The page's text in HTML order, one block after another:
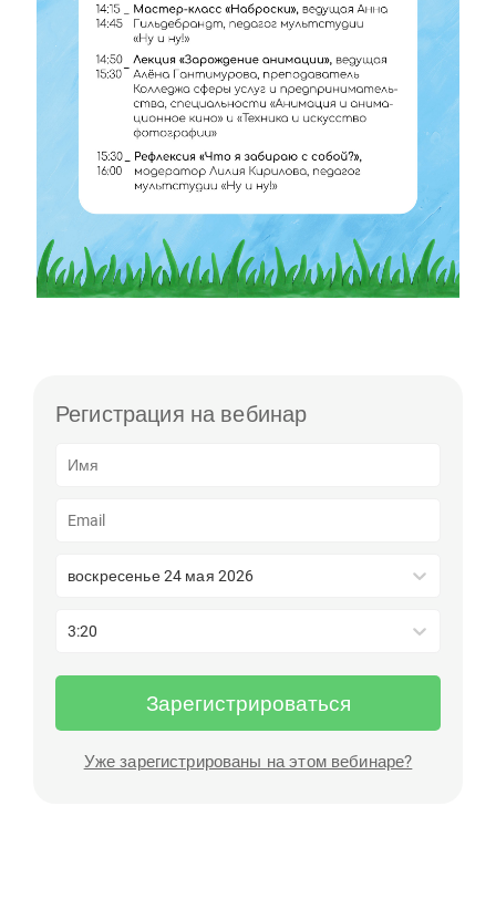
Регистрация на вебинар
воскресенье 24 мая 2026
3:20
Зарегистрироваться
Уже зарегистрированы на этом вебинаре?